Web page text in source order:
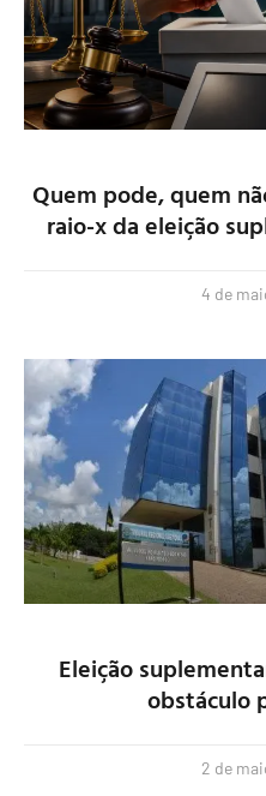
Quem pode, quem
raio-x da eleição
4 de
Eleição
obstáculo
2 de